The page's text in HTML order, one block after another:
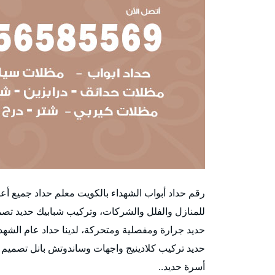
رقم حداد أبواب الشهداء بالكويت معلم حداد جميع
للمنازل والفلل والشركات، وتركيب شبابيك حديد
حديد جرارة ومفصلية ومتحركة، لدينا حداد عام
حديد تركيب كلادينيج واجهات وساندوتش بانل
أسرة حديد..